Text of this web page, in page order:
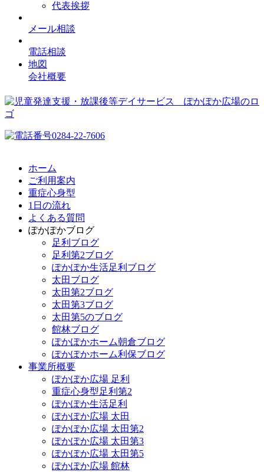
代表挨拶
メール相談
電話相談
地図
会社概要
ホーム
ご利用案内
重症心身型
1日の流れ
よくある質問
ぽかぽかブログ
足利ブログ
足利第2ブログ
ぽかぽか生活足利ブログ
太田ブログ
太田第2ブログ
太田第3ブログ
太田第5のブログ
館林ブログ
ぽかぽかホーム朝倉ブログ
ぽかぽかホーム利保ブログ
事業所概要
ぽかぽか広場 足利
重症心身型足利第2
ぽかぽか生活足利
ぽかぽか広場 太田
ぽかぽか広場 太田第2
ぽかぽか広場 太田第3
ぽかぽか広場 太田第5
ぽかぽか広場 館林